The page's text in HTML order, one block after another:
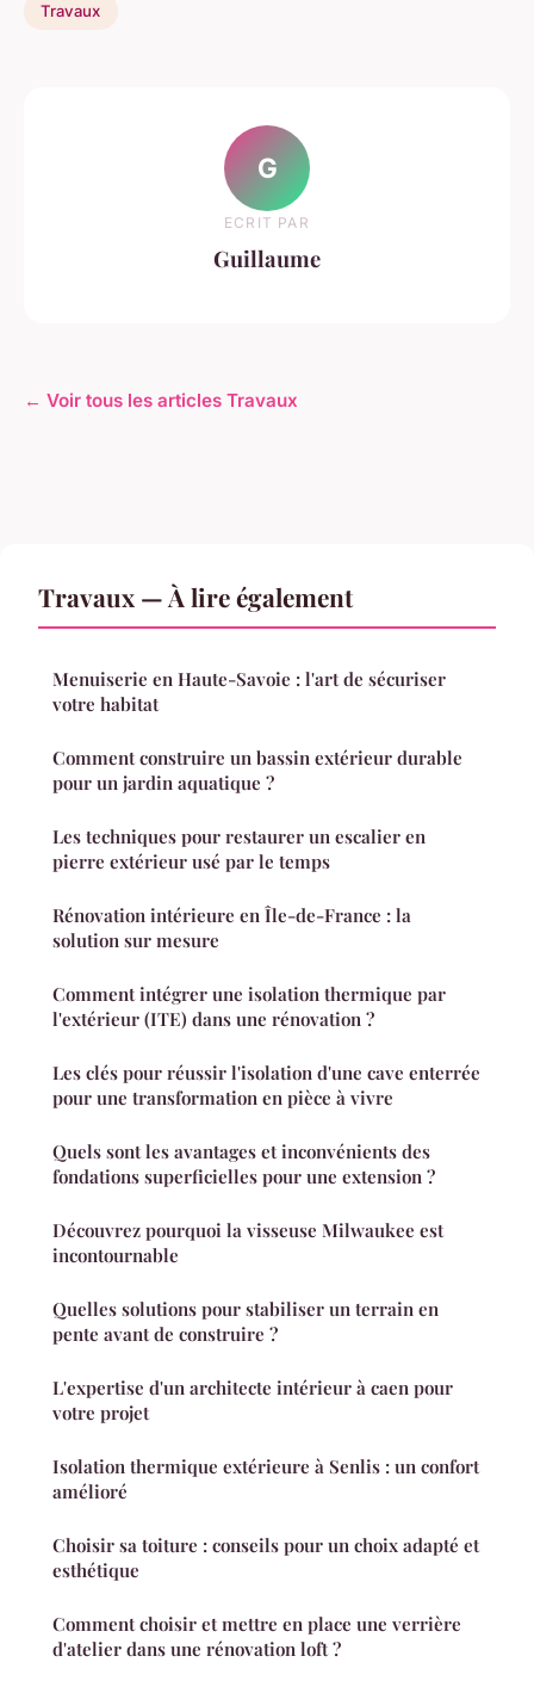
Travaux
G
ECRIT PAR
Guillaume
← Voir tous les articles Travaux
Travaux — À lire également
Menuiserie en Haute-Savoie : l'art de sécuriser
votre habitat
Comment construire un bassin extérieur durable
pour un jardin aquatique ?
Les techniques pour restaurer un escalier en
pierre extérieur usé par le temps
Rénovation intérieure en Île-de-France : la
solution sur mesure
Comment intégrer une isolation thermique par
l'extérieur (ITE) dans une rénovation ?
Les clés pour réussir l'isolation d'une cave enterrée
pour une transformation en pièce à vivre
Quels sont les avantages et inconvénients des
fondations superficielles pour une extension ?
Découvrez pourquoi la visseuse Milwaukee est
incontournable
Quelles solutions pour stabiliser un terrain en
pente avant de construire ?
L'expertise d'un architecte intérieur à caen pour
votre projet
Isolation thermique extérieure à Senlis : un confort
amélioré
Choisir sa toiture : conseils pour un choix adapté et
esthétique
Comment choisir et mettre en place une verrière
d'atelier dans une rénovation loft ?